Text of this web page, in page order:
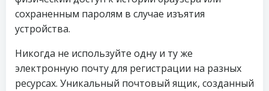
сохраненным паролям в случае изъятия
устройства.
Никогда не используйте одну и ту же
электронную почту для регистрации на разных
ресурсах. Уникальный почтовый ящик, созданный